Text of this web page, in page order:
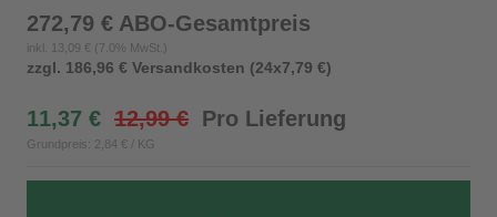
272,79 € ABO-Gesamtpreis
inkl. 13,09 € (7.0% MwSt.)
zzgl. 186,96 € Versandkosten (24x7,79 €)
11,37 € 12,99 € Pro Lieferung
Grundpreis: 2,84 € / KG